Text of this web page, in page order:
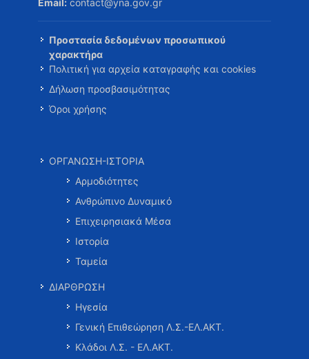
Email: contact@yna.gov.gr
Προστασία δεδομένων προσωπικού
χαρακτήρα
Πολιτική για αρχεία καταγραφής και cookies
Δήλωση προσβασιμότητας
Όροι χρήσης
ΟΡΓΑΝΩΣΗ-ΙΣΤΟΡΙΑ
Αρμοδιότητες
Ανθρώπινο Δυναμικό
Επιχειρησιακά Μέσα
Ιστορία
Ταμεία
ΔΙΑΡΘΡΩΣΗ
Ηγεσία
Γενική Επιθεώρηση Λ.Σ.-ΕΛ.ΑΚΤ.
Κλάδοι Λ.Σ. - ΕΛ.ΑΚΤ.